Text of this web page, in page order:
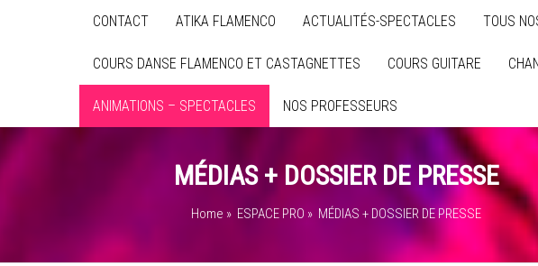
CONTACT ATIKA FLAMENCO ACTUALITÉS-SPECTACLES TOUS
COURS DANSE FLAMENCO ET CASTAGNETTES COURS GUITARE
ANIMATIONS – SPECTACLES NOS PROFESSEURS
MÉDIAS + DOSSIER DE PRESSE
Home » ESPACE PRO » MÉDIAS + DOSSIER DE PRESSE